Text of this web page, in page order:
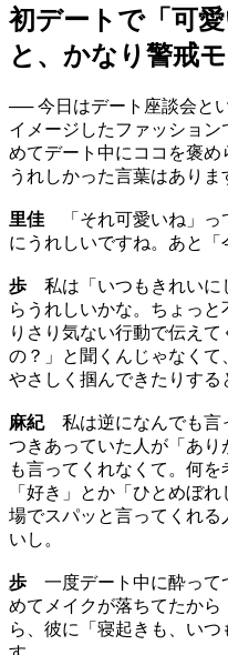
初デートで「可
と、かなり警戒
── 今日はデート座談会と
イメージしたファッショ
めてデート中にココを褒
うれしかった言葉はありま
里佳
「それ可愛いね」
にうれしいですね。あと「
歩 私は「いつもきれいに
らうれしいかな。ちょっ
りさり気ない行動で伝え
の？」と聞くんじゃなく
やさしく掴んできたりする
麻紀 私は逆になんでも言
つきあっていた人が「あ
も言ってくれなくて。何を
「好き」とか「ひとめぼ
場でスパッと言ってくれ
いし。
歩 一度デート中に酔って
めてメイクが落ちてたか
ら、彼に「寝起きも、い